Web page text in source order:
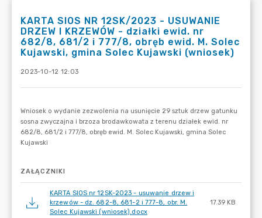
KARTA SIOS NR 12SK/2023 - USUWANIE
DRZEW I KRZEWÓW - działki ewid. nr
682/8, 681/2 i 777/8, obręb ewid. M. Solec
Kujawski, gmina Solec Kujawski (wniosek)
2023-10-12 12:03
ZAŁĄCZNIKI
KARTA SIOS nr 12SK-2023 - usuwanie drzew i
krzewów - dz. 682-8, 681-2 i 777-8, obr. M.
Solec Kujawski (wniosek).docx
17.39 KB